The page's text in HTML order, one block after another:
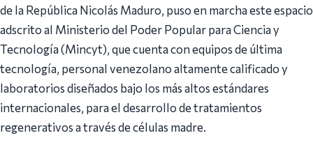
de la República Nicolás Maduro, puso en marcha este espacio
adscrito al Ministerio del Poder Popular para Ciencia y
Tecnología (Mincyt), que cuenta con equipos de última
tecnología, personal venezolano altamente calificado y
laboratorios diseñados bajo los más altos estándares
internacionales, para el desarrollo de tratamientos
regenerativos a través de células madre.